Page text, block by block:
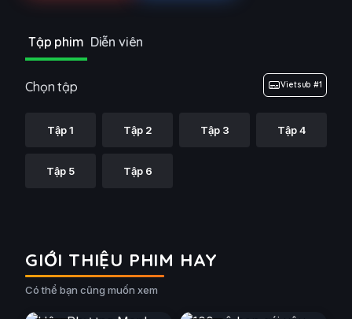
Tập phim Diễn viên
Chọn tập Vietsub #1
Tập 1 Tập 2 Tập 3 Tập 4
Tập 5 Tập 6
GIỚI THIỆU PHIM HAY
Có thể bạn cũng muốn xem